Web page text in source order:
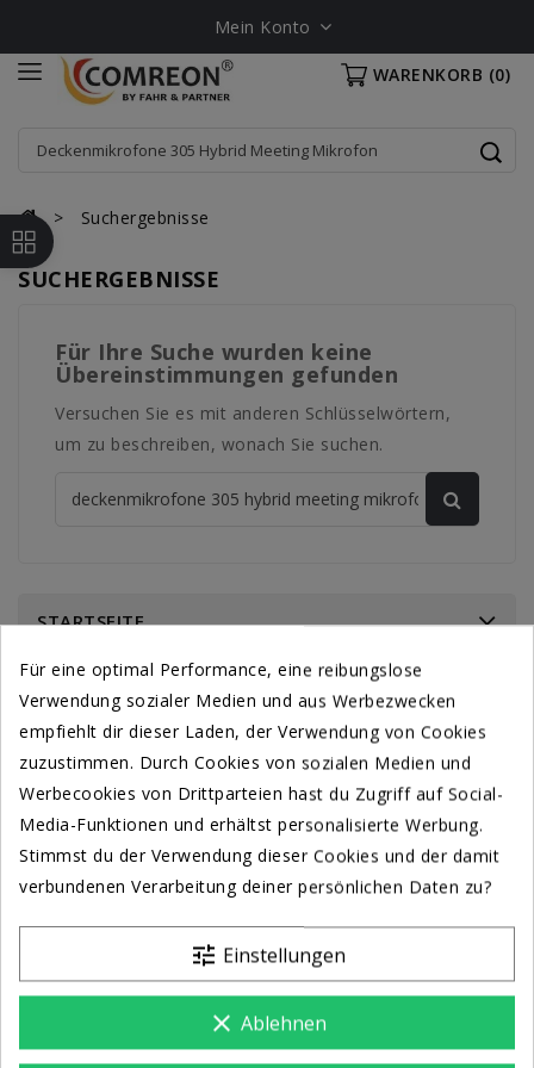
Mein Konto
WARENKORB (0)
Suchergebnisse
SUCHERGEBNISSE
Für Ihre Suche wurden keine
Übereinstimmungen gefunden
Versuchen Sie es mit anderen Schlüsselwörtern,
um zu beschreiben, wonach Sie suchen.
STARTSEITE
Für eine optimal Performance, eine reibungslose
Verwendung sozialer Medien und aus Werbezwecken
empfiehlt dir dieser Laden, der Verwendung von Cookies
zuzustimmen. Durch Cookies von sozialen Medien und
Werbecookies von Drittparteien hast du Zugriff auf Social-
Media-Funktionen und erhältst personalisierte Werbung.
Stimmst du der Verwendung dieser Cookies und der damit
verbundenen Verarbeitung deiner persönlichen Daten zu?
tune Einstellungen
clear Ablehnen